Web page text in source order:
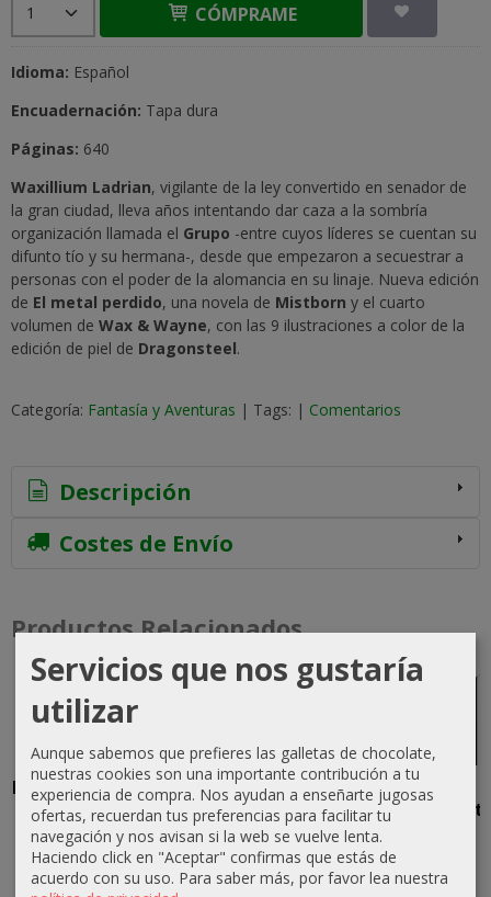
CÓMPRAME
Idioma: Español
Encuadernación: Tapa dura
Páginas: 640
Waxillium Ladrian, vigilante de la ley convertido en senador de
la gran ciudad, lleva años intentando dar caza a la sombría
organización llamada el Grupo -entre cuyos líderes se cuentan su
difunto tío y su hermana-, desde que empezaron a secuestrar a
personas con el poder de la alomancia en su linaje. Nueva edición
de El metal perdido, una novela de Mistborn y el cuarto
volumen de Wax & Wayne, con las 9 ilustraciones a color de la
edición de piel de Dragonsteel.
Categoría: Fantasía y Aventuras | Tags: | Comentarios
Descripción
Costes de Envío
Productos Relacionados
-5 %
El Archivo de
las
Tormentas
III:...
33,16 €
Navegante
Solar
15,00 €
Hijos de la
mente
15,00 €
El
15,00 €
Servicios que nos gustaría
utilizar
Aunque sabemos que prefieres las galletas de chocolate,
nuestras cookies son una importante contribución a tu
experiencia de compra. Nos ayudan a enseñarte jugosas
ofertas, recuerdan tus preferencias para facilitar tu
navegación y nos avisan si la web se vuelve lenta.
Haciendo click en "Aceptar" confirmas que estás de
acuerdo con su uso. Para saber más, por favor lea nuestra